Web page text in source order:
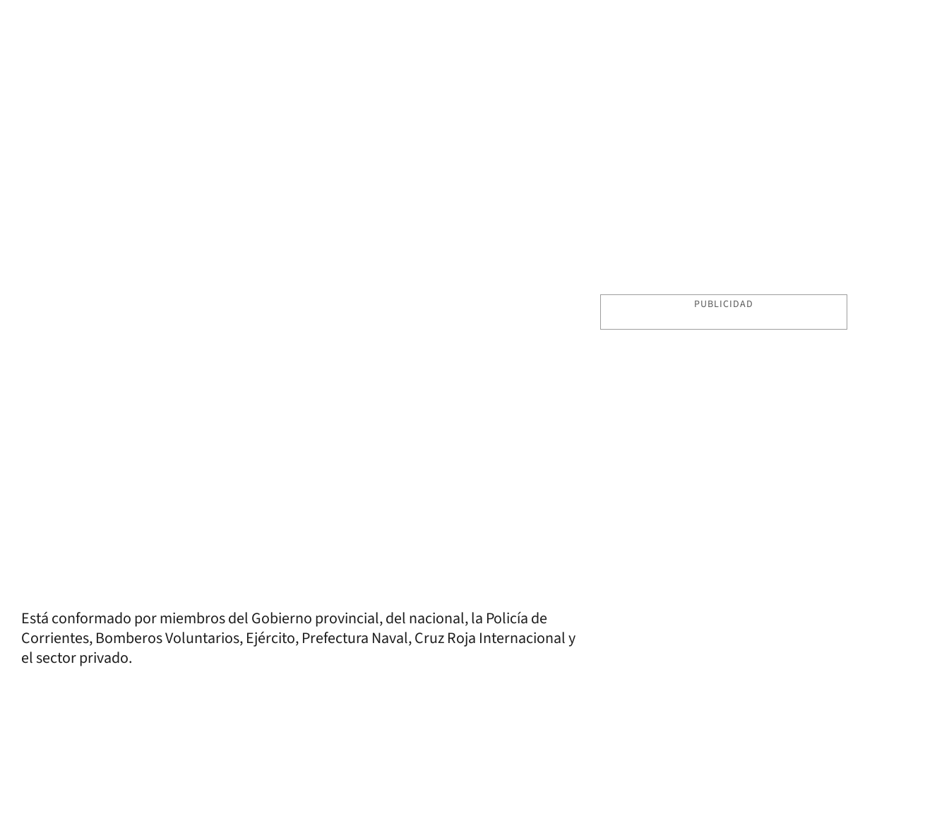
Está conformado por miembros del Gobierno provincial, del nacional, la Policía de
Corrientes, Bomberos Voluntarios, Ejército, Prefectura Naval, Cruz Roja Internacional y
el sector privado.
PUBLICIDAD